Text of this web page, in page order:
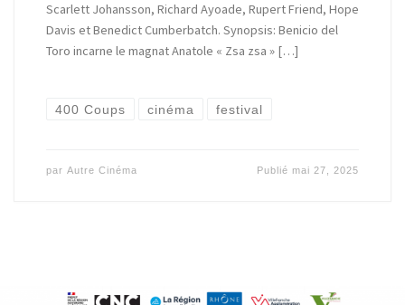
Scarlett Johansson, Richard Ayoade, Rupert Friend, Hope
Davis et Benedict Cumberbatch. Synopsis: Benicio del
Toro incarne le magnat Anatole « Zsa zsa » […]
400 Coups cinéma festival
par Autre Cinéma Publié mai 27, 2025